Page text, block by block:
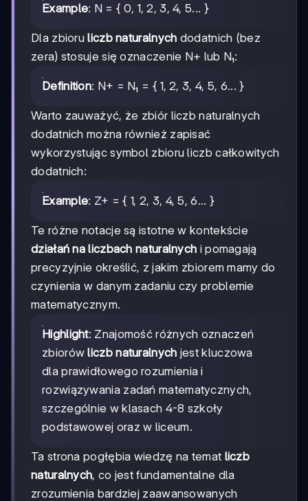
Example: N = { 0, 1, 2, 3, 4, 5... }
Dla zbioruliczb naturalnych dodatnich (bez
zera) stosuje się oznaczenie N+ lub N₁:
Definition: N+ = N₁ = { 1, 2, 3, 4, 5, 6... }
Warto zauważyć, że zbiór liczb naturalnych
dodatnich można również zapisać
wykorzystując symbol zbioru liczb całkowitych
dodatnich:
Example: Z+ = { 1, 2, 3, 4, 5, 6... }
Te różne notacje są istotne w kontekście
działań na liczbach naturalnych i pomagają
precyzyjnie określić, z jakim zbiorem mamy do
czynienia w danym zadaniu czy problemie
matematycznym.
Highlight: Znajomość różnych oznaczeń
zbiorówliczb naturalnych jest kluczowa
dla prawidłowego rozumienia i
rozwiązywania zadań matematycznych,
szczególnie w klasach 4-8 szkoły
podstawowej oraz w liceum.
Ta strona pogłębia wiedzę na temat liczb
naturalnych, co jest fundamentalne dla
zrozumienia bardziej zaawansowanych